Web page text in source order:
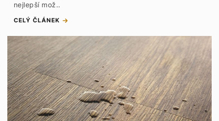
nejlepší mož..
CELÝ ČLÁNEK